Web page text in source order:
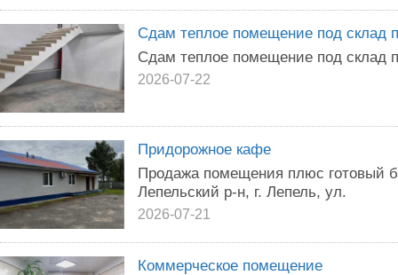
Сдам теплое помещение под склад
Сдам теплое помещение под склад
2026-07-22
Придорожное кафе
Продажа помещения плюс готовый
Лепельский р-н, г. Лепель, ул.
2026-07-21
Коммерческое помещение